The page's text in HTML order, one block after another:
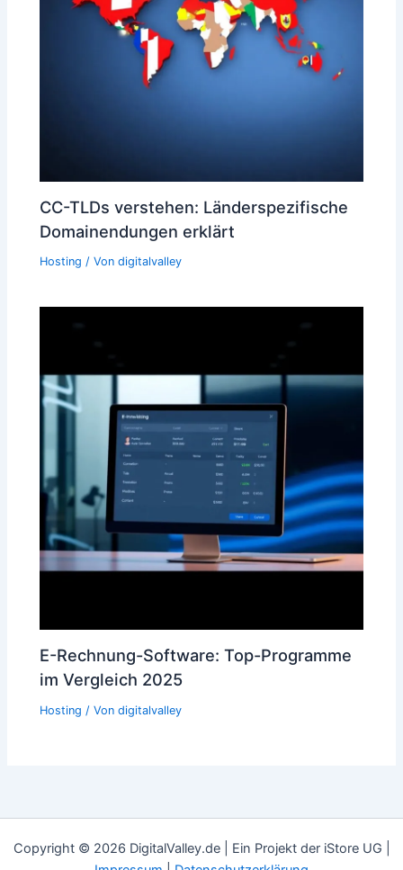
CC-TLDs verstehen: Länderspezifische
Domainendungen erklärt
Hosting / Vondigitalvalley
E-Rechnung-Software: Top-Programme
im Vergleich 2025
Hosting / Vondigitalvalley
Copyright © 2026 DigitalValley.de | Ein Projekt der iStore UG |